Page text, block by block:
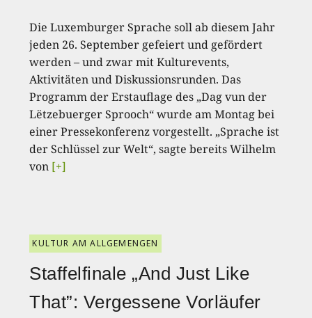
Die Luxemburger Sprache soll ab diesem Jahr
jeden 26. September gefeiert und gefördert
werden – und zwar mit Kulturevents,
Aktivitäten und Diskussionsrunden. Das
Programm der Erstauflage des „Dag vun der
Lëtzebuerger Sprooch“ wurde am Montag bei
einer Pressekonferenz vorgestellt. „Sprache ist
der Schlüssel zur Welt“, sagte bereits Wilhelm
von [+]
KULTUR AM ALLGEMENGEN
Staffelfinale „And Just Like
That”: Vergessene Vorläufer